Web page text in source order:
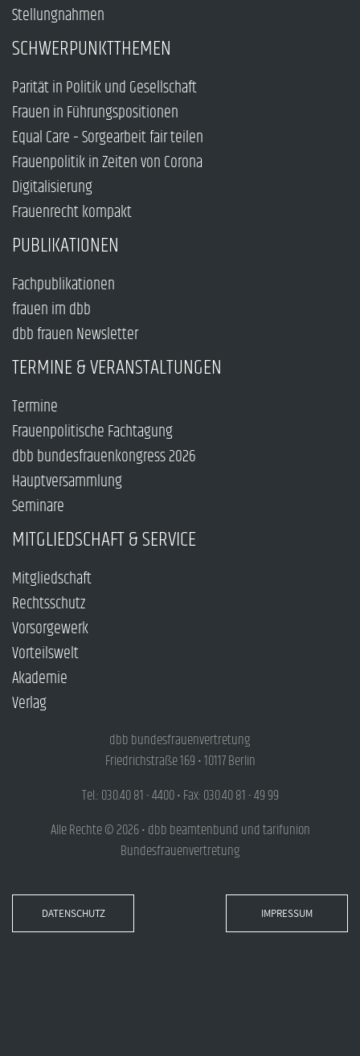
Stellungnahmen
SCHWERPUNKTTHEMEN
Parität in Politik und Gesellschaft
Frauen in Führungspositionen
Equal Care – Sorgearbeit fair teilen
Frauenpolitik in Zeiten von Corona
Digitalisierung
Frauenrecht kompakt
PUBLIKATIONEN
Fachpublikationen
frauen im dbb
dbb frauen Newsletter
TERMINE & VERANSTALTUNGEN
Termine
Frauenpolitische Fachtagung
dbb bundesfrauenkongress 2026
Hauptversammlung
Seminare
MITGLIEDSCHAFT & SERVICE
Mitgliedschaft
Rechtsschutz
Vorsorgewerk
Vorteilswelt
Akademie
Verlag
dbb bundesfrauenvertretung
Friedrichstraße 169 • 10117 Berlin
Tel.: 030.40 81 - 4400 • Fax: 030.40 81 - 49 99
Alle Rechte © 2026 • dbb beamtenbund und tarifunion
Bundesfrauenvertretung
DATENSCHUTZ IMPRESSUM